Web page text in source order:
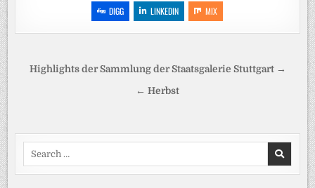
DIGG
LINKEDIN MIX
Beitragsnavigation
Highlights der Sammlung der Staatsgalerie Stuttgart →
← Herbst
Search